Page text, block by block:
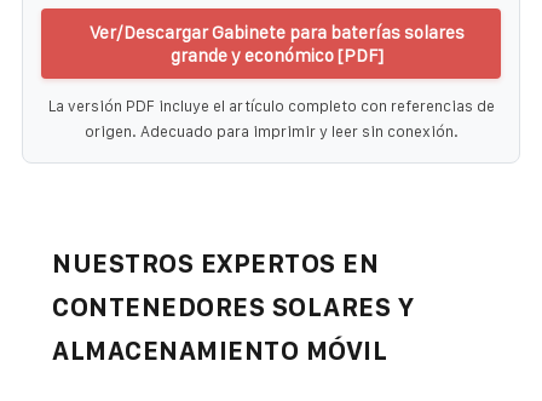
Ver/Descargar Gabinete para baterías solares
grande y económico [PDF]
La versión PDF incluye el artículo completo con referencias de
origen. Adecuado para imprimir y leer sin conexión.
NUESTROS EXPERTOS EN
CONTENEDORES SOLARES Y
ALMACENAMIENTO MÓVIL